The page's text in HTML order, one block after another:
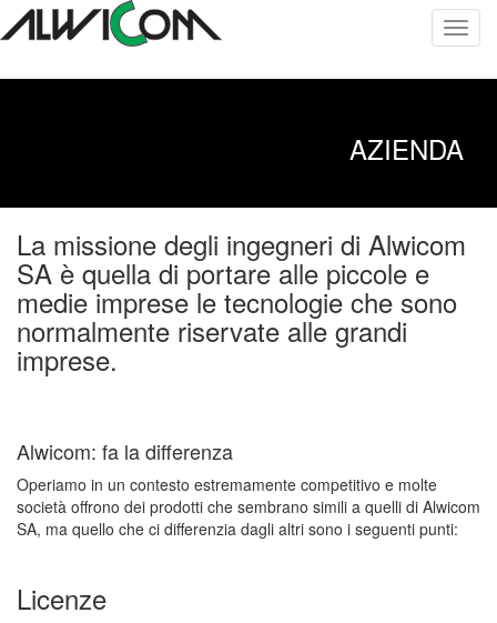
AZIENDA
La missione degli ingegneri di Alwicom
SA è quella di portare alle piccole e
medie imprese le tecnologie che sono
normalmente riservate alle grandi
imprese.
Alwicom: fa la differenza
Operiamo in un contesto estremamente competitivo e molte
società offrono dei prodotti che sembrano simili a quelli di Alwicom
SA, ma quello che ci differenzia dagli altri sono i seguenti punti:
Licenze